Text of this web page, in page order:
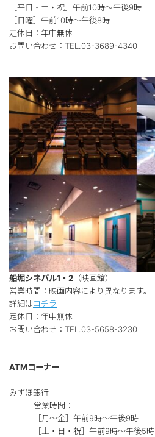
［平日・土・祝］午前10時～午後9時
［日曜］午前10時～午後8時
定休日：年中無休
お問い合わせ：TEL.03-3689-4340
船堀シネパル1・2 （映画館）
営業時間：映画内容により異なります。
詳細はコチラ
定休日：年中無休
お問い合わせ：TEL.03-5658-3230
ATMコーナー
みずほ銀行
営業時間：
［月～金］午前9時～午後9時
［土・日・祝］午前9時～午後5時